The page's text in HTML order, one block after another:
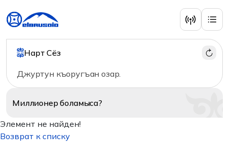
Нарт Сёз
Джуртун къоругъан озар.
Миллионерболамыса?
Элемент не найден!
Возврат к списку